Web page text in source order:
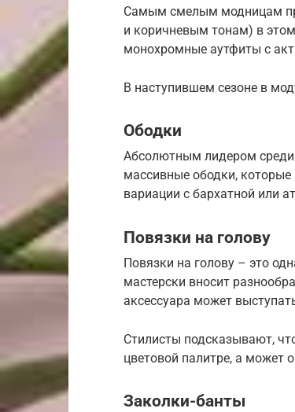
Самым смелым модницам
и коричневым тонам) в этом
монохромные аутфиты с
В наступившем сезоне в
Ободки
Абсолютным лидером среди
массивные ободки,
вариации с бархатной или
Повязки на голову
Повязки на голову – это
мастерски вносит
аксессуара может
Стилисты подсказывают,
цветовой палитре, а может
Заколки-банты